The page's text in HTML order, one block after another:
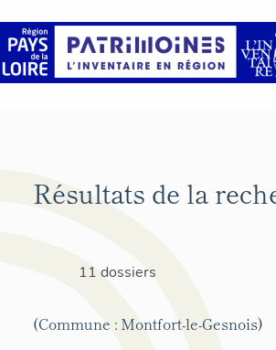
Résultats de la
11 dossiers
(Commune : Montfort-le-Gesnois)